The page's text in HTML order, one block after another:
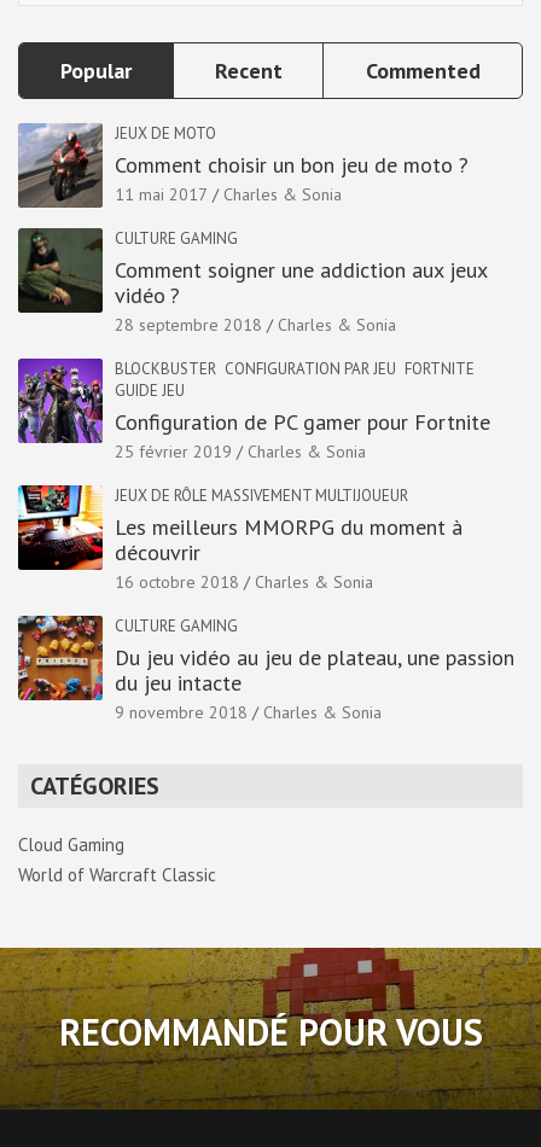
Popular Recent Commented
JEUX DE MOTO
Comment choisir un bon jeu de moto ?
11 mai 2017 Charles & Sonia
CULTURE GAMING
Comment soigner une addiction aux jeux
vidéo ?
28 septembre 2018 Charles & Sonia
BLOCKBUSTER CONFIGURATION PAR JEU FORTNITE
GUIDE JEU
Configuration de PC gamer pour Fortnite
25 février 2019 Charles & Sonia
JEUX DE RÔLE MASSIVEMENT MULTIJOUEUR
Les meilleurs MMORPG du moment à
découvrir
16 octobre 2018 Charles & Sonia
CULTURE GAMING
Du jeu vidéo au jeu de plateau, une passion
du jeu intacte
9 novembre 2018 Charles & Sonia
CATÉGORIES
Cloud Gaming
World of Warcraft Classic
RECOMMANDÉ POUR VOUS